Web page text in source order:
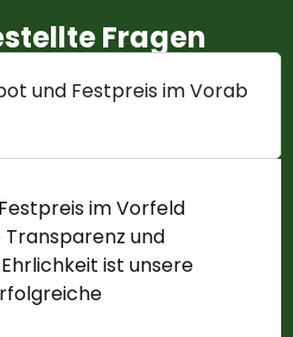
Fragen
und Festpreis im Vorab
im Vorfeld
und
ist unsere